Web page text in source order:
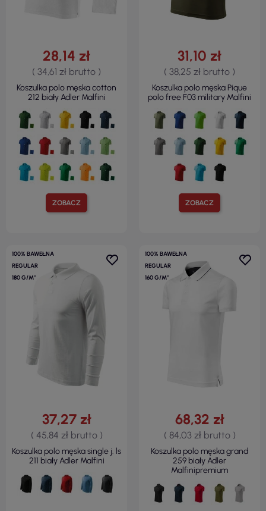
ZOBACZ
28,14 zł
( 34,61 zł brutto )
Koszulka polo męska cotton
212 biały Adler Malfini
ZOBACZ
31,10 zł
( 38,25 zł brutto )
Koszulka polo męska Pique
polo free F03 military Malfini
100% BAWEŁNA
REGULAR
180 G/M²
37,27 zł
( 45,84 zł brutto )
Koszulka polo męska single j. ls
211 biały Adler Malfini
100% BAWEŁNA
REGULAR
160 G/M²
68,32 zł
( 84,03 zł brutto )
Koszulka polo męska grand
259 biały Adler
Malfinipremium